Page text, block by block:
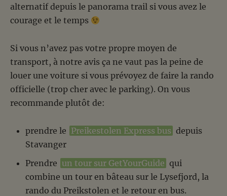
alternatif depuis le panorama trail si vous avez le
courage et le temps
Si vous n’avez pas votre propre moyen de
transport, à notre avis ça ne vaut pas la peine de
louer une voiture si vous prévoyez de faire la rando
officielle (trop cher avec le parking). On vous
recommande plutôt de:
prendre le Preikestolen Express bus depuis
Stavanger
Prendre un tour sur GetYourGuide qui
combine un tour en bâteau sur le Lysefjord, la
rando du Preikstolen et le retour en bus.